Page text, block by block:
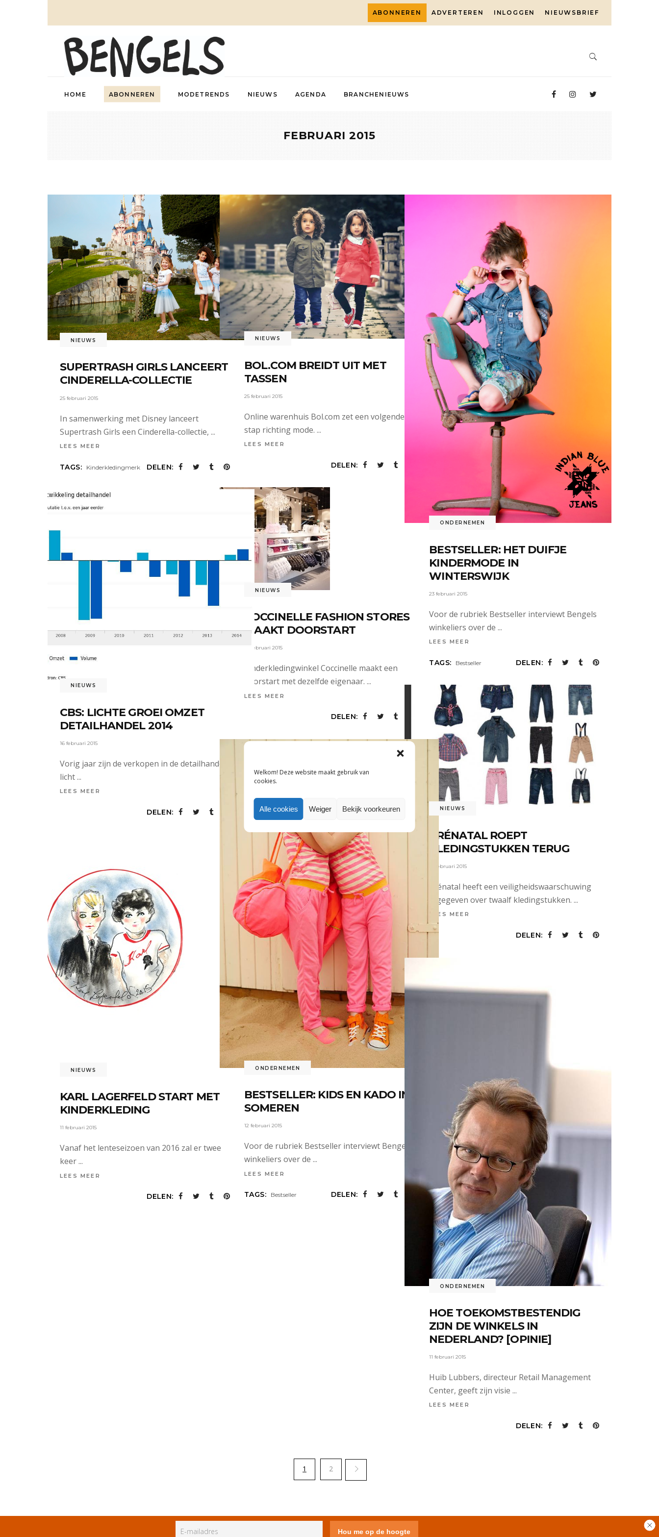
Welkom! Deze website maakt gebruik van
cookies.
Alle cookies Weiger Bekijk voorkeuren
ABONNEREN ADVERTEREN INLOGGEN NIEUWSBRIEF
HOME ABONNEREN MODETRENDS NIEUWS AGENDA BRANCHENIEUWS
FEBRUARI 2015
NIEUWS
SUPERTRASH GIRLS LANCEERT
CINDERELLA-COLLECTIE
25 februari 2015
In samenwerking met Disney lanceert
Supertrash Girls een Cinderella-collectie,
LEES MEER
TAGS: Kinderkledingmerk DELEN:
NIEUWS
BOL.COM BREIDT UIT MET
TASSEN
25 februari 2015
Online warenhuis Bol.com zet een volgende
stap richting mode.
LEES MEER
DELEN:
ONDERNEMEN
BESTSELLER: HET DUIFJE
KINDERMODE IN
WINTERSWIJK
23 februari 2015
Voor de rubriek Bestseller interviewt Bengels
winkeliers over de
LEES MEER
TAGS: Bestseller DELEN:
NIEUWS
COCCINELLE FASHION STORES
MAAKT DOORSTART
23 februari 2015
Kinderkledingwinkel Coccinelle maakt een
doorstart met dezelfde eigenaar.
LEES MEER
DELEN:
NIEUWS
CBS: LICHTE GROEI OMZET
DETAILHANDEL 2014
16 februari 2015
Vorig jaar zijn de verkopen in de detailhandel
licht
LEES MEER
DELEN: NIEUWS
PRÉNATAL ROEPT
KLEDINGSTUKKEN TERUG
12 februari 2015
Prénatal heeft een veiligheidswaarschuwing
afgegeven over twaalf kledingstukken.
LEES MEER
DELEN:
ONDERNEMEN
BESTSELLER: KIDS EN KADO IN
SOMEREN
12 februari 2015
Voor de rubriek Bestseller interviewt Bengels
winkeliers over de
LEES MEER
TAGS: Bestseller DELEN:
NIEUWS
KARL LAGERFELD START MET
KINDERKLEDING
11 februari 2015
Vanaf het lenteseizoen van 2016 zal er twee
keer
LEES MEER
DELEN:
ONDERNEMEN
HOE TOEKOMSTBESTENDIG
ZIJN DE WINKELS IN
NEDERLAND? [OPINIE]
11 februari 2015
Huib Lubbers, directeur Retail Management
Center, geeft zijn visie
LEES MEER
DELEN:
1 2